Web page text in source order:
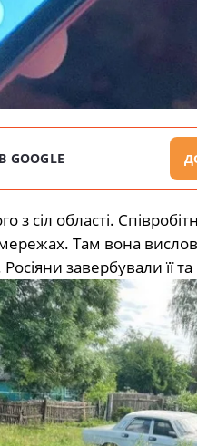
сіл області.
Там вона
завербували її